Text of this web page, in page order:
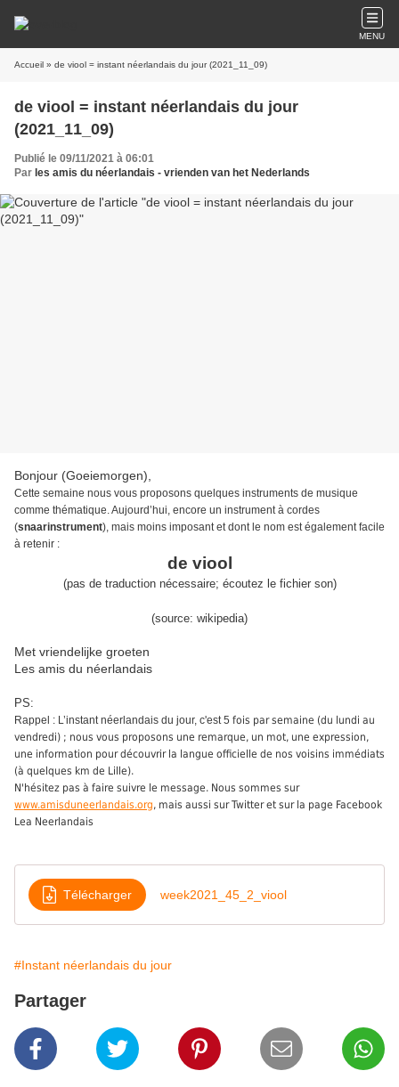
MENU
Accueil » de viool = instant néerlandais du jour (2021_11_09)
de viool = instant néerlandais du jour
(2021_11_09)
Publié le 09/11/2021 à 06:01
Par les amis du néerlandais - vrienden van het Nederlands
Bonjour (Goeiemorgen),
Cette semaine nous vous proposons quelques instruments de musique
comme thématique. Aujourd’hui, encore un instrument à cordes
(snaarinstrument), mais moins imposant etdont le nom estégalementfacile
à retenir :
de viool
(pas de traduction nécessaire; écoutez le fichier son)
(source: wikipedia)
Met vriendelijke groeten
Les amis du néerlandais
PS:
Rappel : L’instant néerlandais du jour, c'est 5 fois par semaine (du lundi au
vendredi) ; nous vous proposons une remarque, un mot, une expression,
une information pour découvrir la langue officielle de nos voisins immédiats
(à quelques km de Lille).
N'hésitez pas à faire suivre le message. Nous sommes sur
www.amisduneerlandais.org, mais aussi sur Twitter et sur la page Facebook
Lea Neerlandais
Télécharger week2021_45_2_viool
#Instant néerlandais du jour
Partager